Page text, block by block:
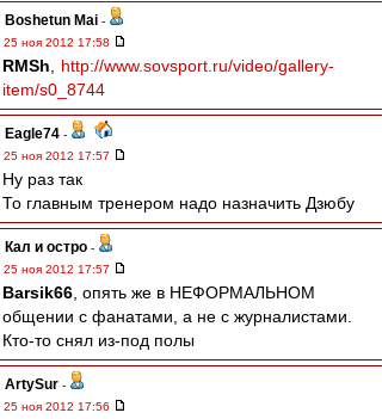
Boshetun Mai -
25 ноя 2012 17:58
RMSh
http://www.sovsport.ru/video/gallery-
item/s0_8744
Eagle74 -
25 ноя 2012 17:57
Ну раз так
То главным тренером надо назначить Дзюбу
Кал и остро -
25 ноя 2012 17:57
Barsik66 , опять же в НЕФОРМАЛЬНОМ
общении с фанатами, а не с журналистами.
Кто-то снял из-под полы
ArtySur -
25 ноя 2012 17:56